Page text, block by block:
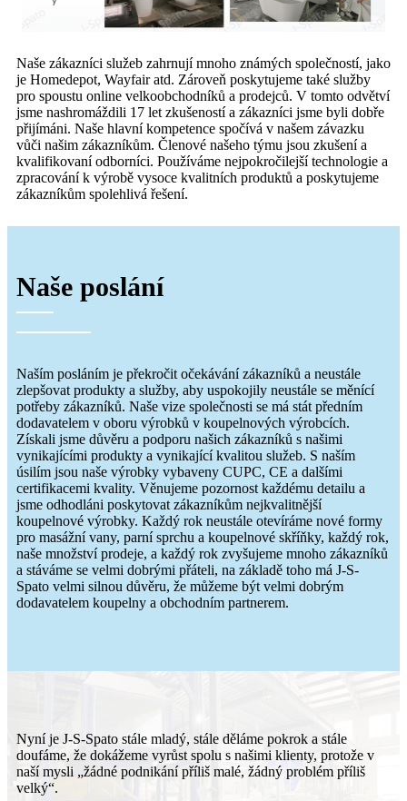
Naše zákazníci služeb zahrnují mnoho známých společností, jako
je Homedepot, Wayfair atd. Zároveň poskytujeme také služby
pro spoustu online velkoobchodníků a prodejců. V tomto odvětví
jsme nashromáždili 17 let zkušeností a zákazníci jsme byli dobře
přijímáni. Naše hlavní kompetence spočívá v našem závazku
vůči našim zákazníkům. Členové našeho týmu jsou zkušení a
kvalifikovaní odborníci. Používáme nejpokročilejší technologie a
zpracování k výrobě vysoce kvalitních produktů a poskytujeme
zákazníkům spolehlivá řešení.
Naše poslání
Naším posláním je překročit očekávání zákazníků a neustále
zlepšovat produkty a služby, aby uspokojily neustále se měnící
potřeby zákazníků. Naše vize společnosti se má stát předním
dodavatelem v oboru výrobků v koupelnových výrobcích.
Získali jsme důvěru a podporu našich zákazníků s našimi
vynikajícími produkty a vynikající kvalitou služeb. S naším
úsilím jsou naše výrobky vybaveny CUPC, CE a dalšími
certifikacemi kvality. Věnujeme pozornost každému detailu a
jsme odhodláni poskytovat zákazníkům nejkvalitnější
koupelnové výrobky. Každý rok neustále otevíráme nové formy
pro masážní vany, parní sprchu a koupelnové skříňky, každý rok,
naše množství prodeje, a každý rok zvyšujeme mnoho zákazníků
a stáváme se velmi dobrými přáteli, na základě toho má J-S-
Spato velmi silnou důvěru, že můžeme být velmi dobrým
dodavatelem koupelny a obchodním partnerem.
Nyní je J-S-Spato stále mladý, stále děláme pokrok a stále
doufáme, že dokážeme vyrůst spolu s našimi klienty, protože v
naší mysli „žádné podnikání příliš malé, žádný problém příliš
velký“.